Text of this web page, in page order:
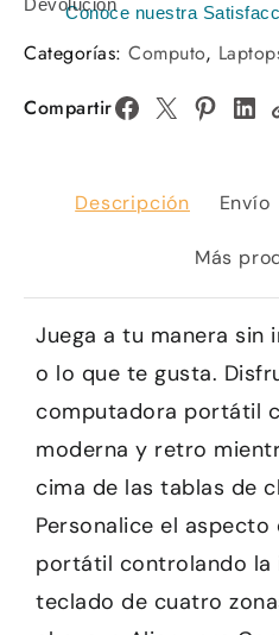
Conoce nuestra
Categorías: Computo,
Compartir
Descripción Envío
Más
Juega a tu manera sin
o lo que te gusta.
computadora portátil
moderna y retro
cima de las tablas de
Personalice el
portátil controlando la
teclado de cuatro